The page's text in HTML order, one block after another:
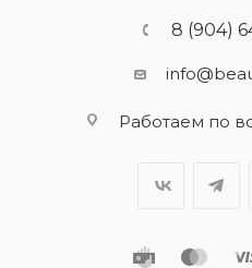
8 (904)
Работаем по